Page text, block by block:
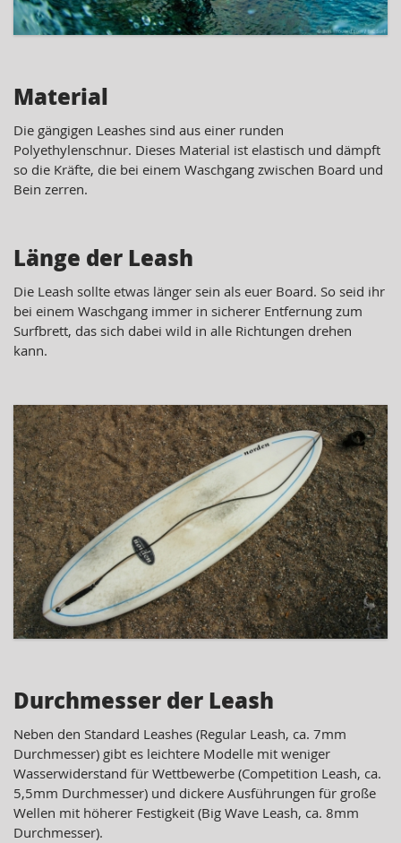
Material
Die gängigen Leashes sind aus einer runden
Polyethylenschnur. Dieses Material ist elastisch und dämpft
so die Kräfte, die bei einem Waschgang zwischen Board und
Bein zerren.
Länge der Leash
Die Leash sollte etwas länger sein als euer Board. So seid ihr
bei einem Waschgang immer in sicherer Entfernung zum
Surfbrett, das sich dabei wild in alle Richtungen drehen
kann.
Durchmesser der Leash
Neben den Standard Leashes (Regular Leash, ca. 7mm
Durchmesser) gibt es leichtere Modelle mit weniger
Wasserwiderstand für Wettbewerbe (Competition Leash, ca.
5,5mm Durchmesser) und dickere Ausführungen für große
Wellen mit höherer Festigkeit (Big Wave Leash, ca. 8mm
Durchmesser).